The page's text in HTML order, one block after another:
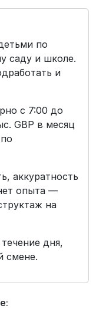
по
саду и школе.
и
с 7:00 до
GBP в месяц
аккуратность
опыта —
на
дня,
смене.